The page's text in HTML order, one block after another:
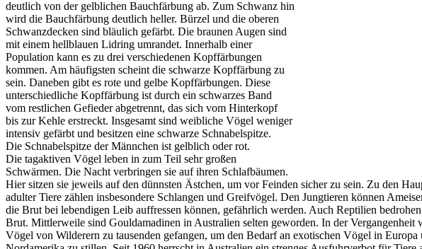
deutlich von der gelblichen Bauchfärbung ab. Zum Schwanz hin
wird die Bauchfärbung deutlich heller. Bürzel und die oberen
Schwanzdecken sind bläulich gefärbt. Die braunen Augen sind
mit einem hellblauen Lidring umrandet. Innerhalb einer
Population kann es zu drei verschiedenen Kopffärbungen
kommen. Am häufigsten scheint die schwarze Kopffärbung zu
sein. Daneben gibt es rote und gelbe Kopffärbungen. Diese
unterschiedliche Kopffärbung ist durch ein schwarzes Band
vom restlichen Gefieder abgetrennt, das sich vom Hinterkopf
bis zur Kehle erstreckt. Insgesamt sind weibliche Vögel weniger
intensiv gefärbt und besitzen eine schwarze Schnabelspitze.
Die Schnabelspitze der Männchen ist gelblich oder rot.
Die tagaktiven Vögel leben in zum Teil sehr großen
Schwärmen. Die Nacht verbringen sie auf ihren Schlafbäumen.
Hier sitzen sie jeweils auf den dünnsten Ästchen, um vor Feinden sicher zu sein. Zu den
adulter Tiere zählen insbesondere Schlangen und Greifvögel. Den Jungtieren können
die Brut bei lebendigen Leib auffressen können, gefährlich werden. Auch Reptilien
Brut. Mittlerweile sind Gouldamadinen in Australien selten geworden. In der Vergangenheit
Vögel von Wilderern zu tausenden gefangen, um den Bedarf an exotischen Vögel in Europa